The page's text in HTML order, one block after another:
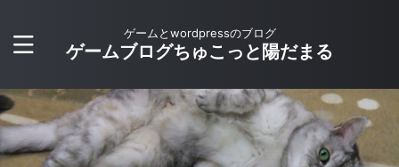
ゲームとwordpressのブログ
ゲームブログちゅこっと陽だまる